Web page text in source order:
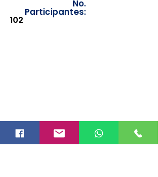
No.
Participantes:
102
correspondientes del año en
curso. Si requiere consultar una
constancia de años anteriores, le